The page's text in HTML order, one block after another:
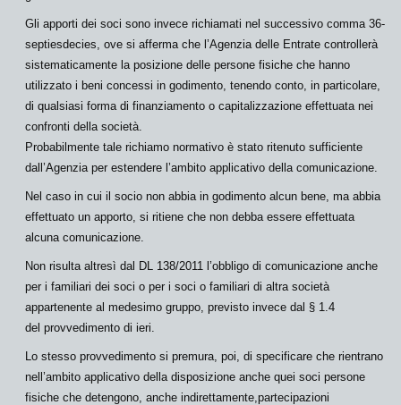
Gli apporti dei soci sono invece richiamati nel successivo comma 36-
septiesdecies, ove si afferma che l’Agenzia delle Entrate controllerà
sistematicamente la posizione delle persone fisiche che hanno
utilizzato i beni concessi in godimento, tenendo conto, in particolare,
di qualsiasi forma di finanziamento o capitalizzazione effettuata nei
confronti della società
Probabilmente tale richiamo normativo è stato ritenuto sufficiente
dall’Agenzia per estendere l’ambito applicativo della comunicazione.
Nel caso in cui il socio non abbia in godimento alcun bene, ma abbia
effettuato un apporto, si ritiene che non debba essere effettuata
alcuna comunicazione
Non risulta altresì dal DL 138/2011 l’obbligo di comunicazione anche
per i familiari dei soci o per i soci o familiari di altra società
appartenente al medesimo gruppo , previsto invece dal § 1.4
del provvedimento di ieri.
Lo stesso provvedimento si premura, poi, di specificare che rientrano
nell’ambito applicativo della disposizione anche quei soci persone
fisiche che detengono, anche indirettamente ,partecipazioni